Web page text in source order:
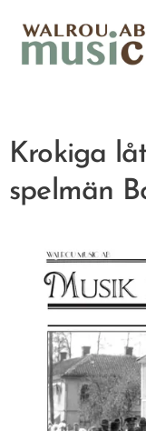
Krokiga
spelmän